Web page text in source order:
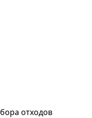
отходов